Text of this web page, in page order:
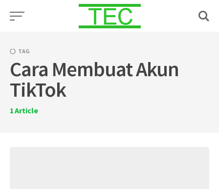
TAG
Cara Membuat Akun
TikTok
1Article